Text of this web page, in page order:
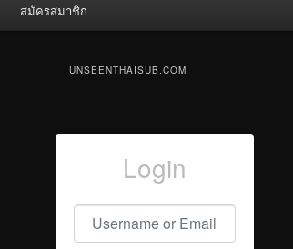
สมัครสมาชิก
UNSEENTHAISUB.COM
Login
Username or Email